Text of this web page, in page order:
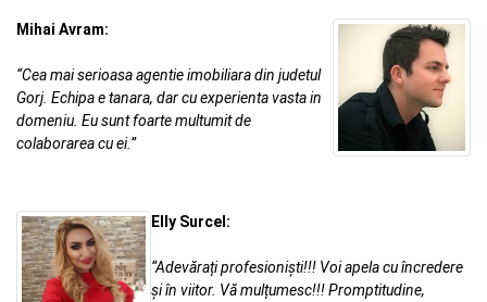
Mihai Avram:
“Cea mai serioasa agentie imobiliara din judetul
Gorj. Echipa e tanara, dar cu experienta vasta in
domeniu. Eu sunt foarte multumit de
colaborarea cu ei.”
Elly Surcel:
“Adevărați profesioniști!!! Voi apela cu încredere
și în viitor. Vă mulțumesc!!! Promptitudine,